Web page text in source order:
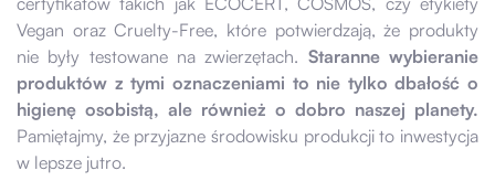
Vegan oraz Cruelty-Free, które potwierdzają, że produkty
nie były testowane na zwierzętach. Staranne wybieranie
produktów z tymi oznaczeniami to nie tylko dbałość o
higienę osobistą, ale również o dobro naszej planety.
Pamiętajmy, że przyjazne środowisku produkcji to inwestycja
w lepsze jutro.